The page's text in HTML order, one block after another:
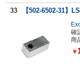
33 【502-6502-31】
確
商
￥